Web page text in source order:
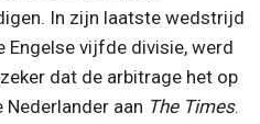
In zijn laatste wedstrijd
Engelse vijfde divisie, werd
dat de arbitrage het op
aan The Times.